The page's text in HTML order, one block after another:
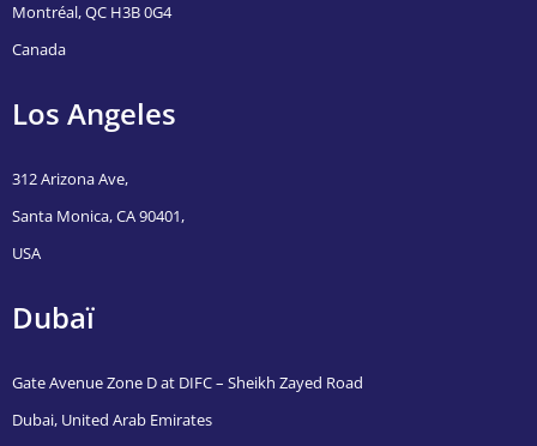
Montréal, QC H3B 0G4
Canada
Los Angeles
312 Arizona Ave,
Santa Monica, CA 90401,
USA
Dubaï
Gate Avenue Zone D at DIFC – Sheikh Zayed Road
Dubai, United Arab Emirates